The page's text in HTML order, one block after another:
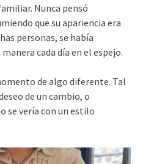
Nunca pensó
que su apariencia era
personas, se había
cada día en el espejo.
de algo diferente. Tal
de un cambio, o
se vería con un estilo